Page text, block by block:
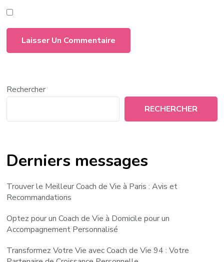
Rechercher
RECHERCHER
Derniers messages
Trouver le Meilleur Coach de Vie à Paris : Avis et
Recommandations
Optez pour un Coach de Vie à Domicile pour un
Accompagnement Personnalisé
Transformez Votre Vie avec Coach de Vie 94 : Votre